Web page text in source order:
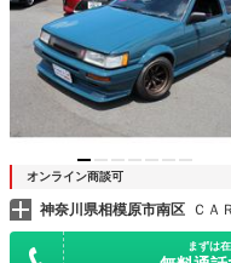
オンライン商談可
神奈川県相模原市南区 ＣＡ
まずは